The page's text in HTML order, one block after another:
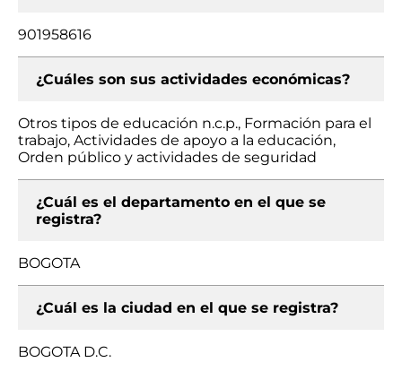
901958616
¿Cuáles son sus actividades económicas?
Otros tipos de educación n.c.p., Formación para el
trabajo, Actividades de apoyo a la educación,
Orden público y actividades de seguridad
¿Cuál es el departamento en el que se
registra?
BOGOTA
¿Cuál es la ciudad en el que se registra?
BOGOTA D.C.